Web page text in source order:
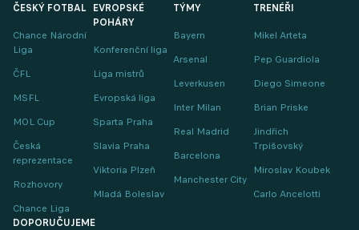
ČESKÝ FOTBAL
Chance Národní
Liga
ČFL
MSFL
MOL Cup
Česká
reprezentace
Rozhovory
Chance Liga
EVROPSKÉ
POHÁRY
Konferenční liga
Liga mistrů
Evropská liga
Sparta Praha
Slavia Praha
Viktoria Plzeň
Mladá Boleslav
TÝMY
Bayern
Arsenal
Leverkusen
Inter Milan
Real Madrid
Barcelona
Manchester City
TRENÉŘI
Mikel Arteta
Pep Guardiola
Diego Simeone
Brian Priske
Jindřich
Trpišovský
Miroslav Koubek
Carlo Ancelotti
DOPORUČUJEME